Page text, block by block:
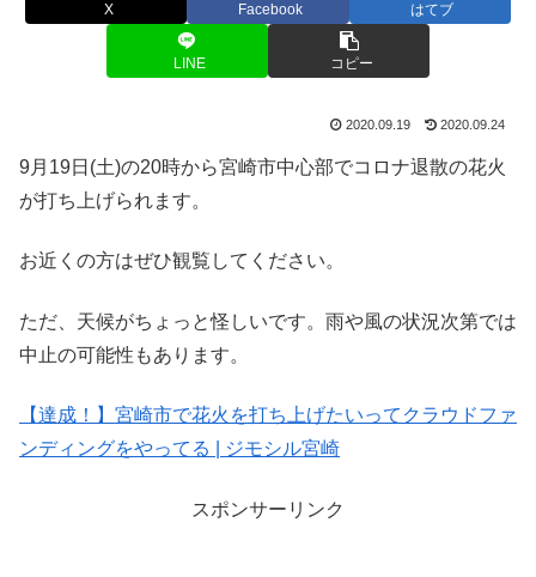
X Facebook はてブ
LINE コピー
2020.09.19 2020.09.24
9月19日(土)の20時から宮崎市中心部でコロナ退散の花火
が打ち上げられます。
お近くの方はぜひ観覧してください。
ただ、天候がちょっと怪しいです。雨や風の状況次第では
中止の可能性もあります。
【達成！】宮崎市で花火を打ち上げたいってクラウドファ
ンディングをやってる | ジモシル宮崎
スポンサーリンク